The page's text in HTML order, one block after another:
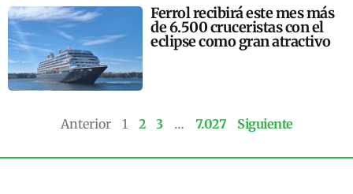
Ferrol recibirá este mes más
de 6.500 cruceristas con el
eclipse como gran atractivo
Anterior 1 2 3 … 7.027 Siguiente